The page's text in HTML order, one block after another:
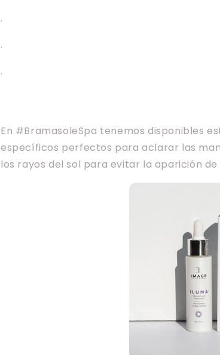
.
.
.
En #BramasoleSpa tenemos disponibles
específicos perfectos para aclarar las
los rayos del sol para evitar la aparición de